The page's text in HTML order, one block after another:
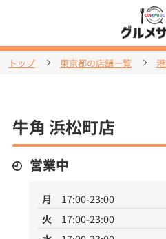
トップ 東京都の店舗一覧
牛角 浜松町店
営業中
月
17:00-23:00
火
17:00-23:00